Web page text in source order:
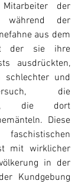
der
während der
aus dem
der sie ihre
ausdrückten,
und
die
die dort
Diese
mit wirklicher
in der
Kundgebung